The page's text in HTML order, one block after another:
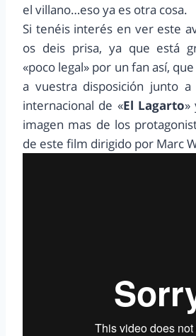
el villano…eso ya es otra cosa.
Si tenéis interés en ver este
os deis prisa, ya que está
«poco legal» por un fan así,
a vuestra disposición junto
internacional de «El Lagarto»
imagen mas de los
de este film dirigido por Marc